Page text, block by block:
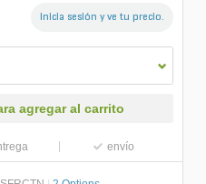
Inicia sesión y ve tu precio.
agregar al carrito
envío